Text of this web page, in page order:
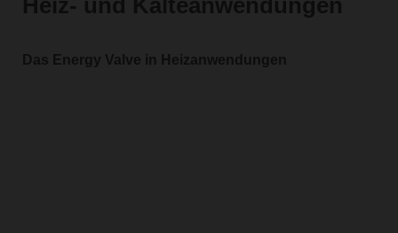
Heiz- und Kälteanwendungen
Das Energy Valve in Heizanwendungen